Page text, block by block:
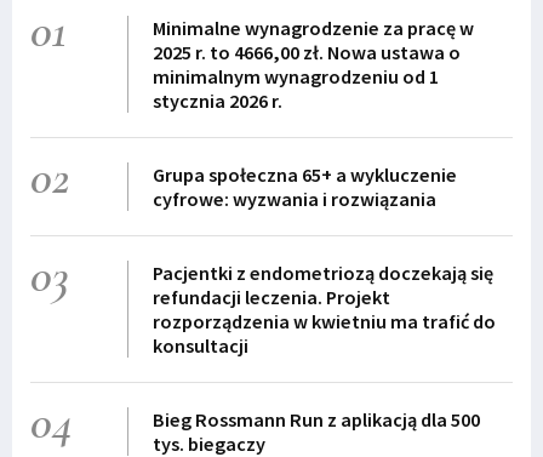
01
Minimalne wynagrodzenie za pracę w
2025 r. to 4666,00 zł. Nowa ustawa o
minimalnym wynagrodzeniu od 1
stycznia 2026 r.
02
Grupa społeczna 65+ a wykluczenie
cyfrowe: wyzwania i rozwiązania
03
Pacjentki z endometriozą doczekają się
refundacji leczenia. Projekt
rozporządzenia w kwietniu ma trafić do
konsultacji
04
Bieg Rossmann Run z aplikacją dla 500
tys. biegaczy